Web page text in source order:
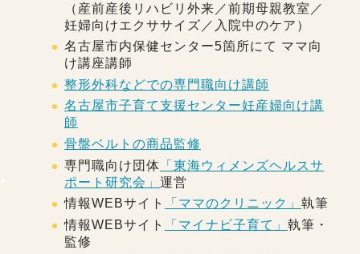
（産前産後リハビリ外来／前期母親教室／
妊婦向けエクササイズ／入院中のケア）
名古屋市内保健センター5箇所にて ママ向
け講座講師
整形外科などでの専門職向け講師
名古屋市子育て支援センター妊産婦向け講
師
骨盤ベルトの商品監修
専門職向け団体 「東海ウィメンズヘルスサ
ポート研究会」 運営
情報WEBサイト
「ママのクリニック」 執筆
情報WEBサイト
「マイナビ子育て」 執筆・
監修